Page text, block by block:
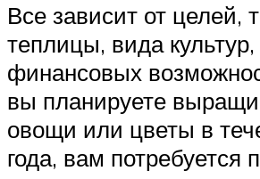
Все зависит от целей,
теплицы, вида
финансовых
вы планируете
овощи или цветы в
года, вам потребуется